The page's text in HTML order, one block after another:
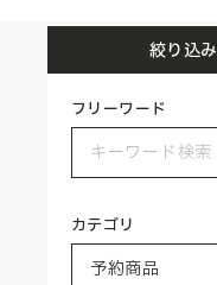
絞り込み
フリーワード
カテゴリ